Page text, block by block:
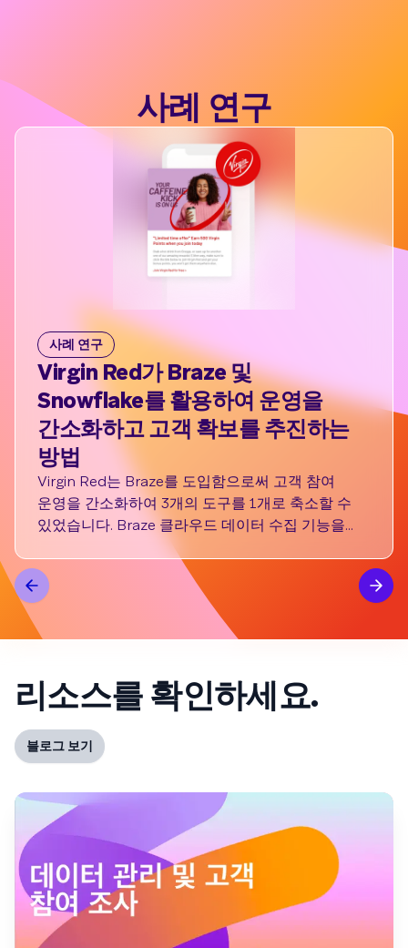
사례 연구
사례 연구
Virgin Red가 Braze 및
Snowflake를 활용하여 운영을
간소화하고 고객 확보를 추진하는
방법
Virgin Red는 Braze를 도입함으로써 고객 참여
운영을 간소화하여 3개의 도구를 1개로 축소할 수
있었습니다. Braze 클라우드 데이터 수집 기능을
통한 IP 워밍업으로 45%의 열람율을 달성했으며,
7천 명 이상의 회원이 추천 프로그램에 대해 자세히
알아보기 위해 클릭하여 신규 회원 가입률로
고
리소스를 확인하세요.
블로그 보기